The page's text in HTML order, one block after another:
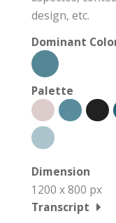
design, etc.
Dominant
Palette
Dimension
1200 x 800 px
Transcript